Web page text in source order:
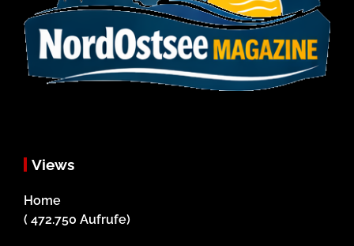
Views
Home
( 472.750 Aufrufe)